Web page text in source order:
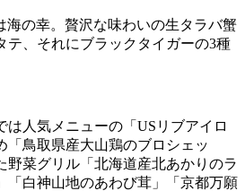
海の幸。贅沢な味わいの生タラバ蟹
テ、それにブラックタイガーの3種
は人気メニューの「USリブアイロ
「鳥取県産大山鶏のブロシェッ
野菜グリル「北海道産北あかりのラ
「白神山地のあわび茸」「京都万願